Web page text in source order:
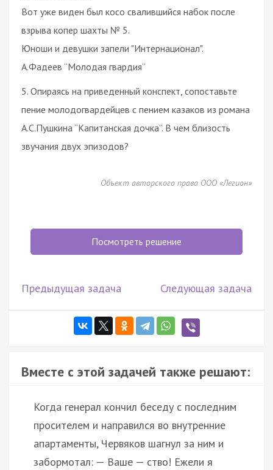
Вот уже виден был косо свалившийся набок после
взрыва копер шахты № 5.
Юноши и девушки запели "Интернационал".
А.Фадеев “Молодая гвардия”
5. Опираясь на приведенный конспект, сопоставьте
пение молодогвардейцев с пением казаков из романа
А.С.Пушкина “Капитанская дочка”. В чем близость
звучания двух эпизодов?
Объект авторского права ООО «Легион»
Посмотреть решение
Предыдущая задача Следующая задача
Вместе с этой задачей также решают:
Когда генерал кончил беседу с последним
просителем и направился во внутренние
апартаменты, Червяков шагнул за ним и
забормотал: — Ваше — ство! Ежели я